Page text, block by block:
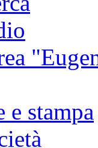
e stampa